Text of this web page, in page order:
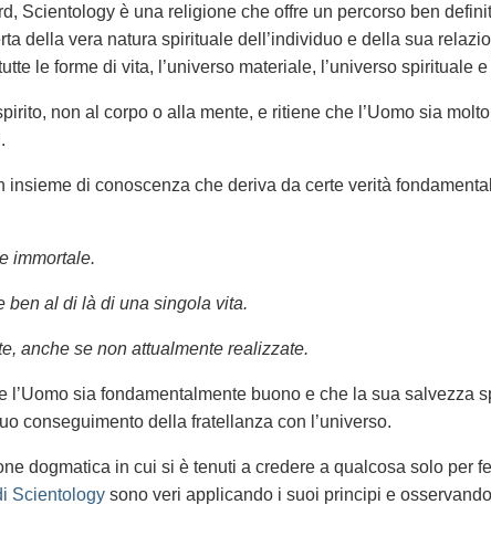
, Scientology è una religione che offre un percorso ben
della vera natura spirituale dell’individuo e della sua
le forme di vita, l’universo materiale, l’universo spirituale e
non al corpo o alla mente, e ritiene che l’Uomo sia
insieme di conoscenza che deriva da certe verità
immortale.
ben al di là di una singola vita.
anche se non attualmente realizzate.
l’Uomo sia fondamentalmente buono e che la sua salvezza
conseguimento della fratellanza con l’universo.
dogmatica in cui si è tenuti a credere a qualcosa solo per
Scientology sono veri applicando i suoi principi e